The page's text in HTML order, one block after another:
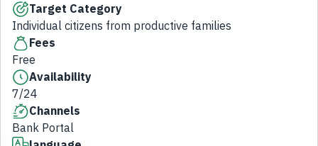
Target Category
Individual citizens from productive families
Fees
Free
Availability
7/24
Channels
Bank Portal